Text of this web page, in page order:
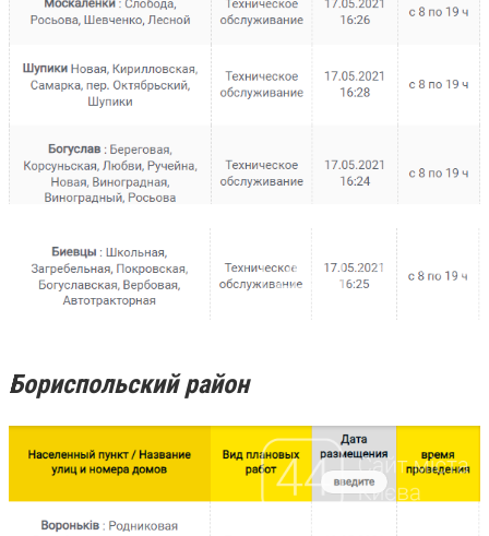
Бориспольский район